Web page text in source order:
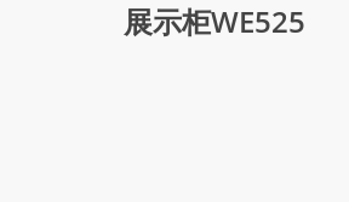
展示柜WE525